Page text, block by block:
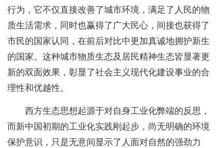
行为，它不仅直接改善了城市环境，满足了人民的物
质生活需求，同时也赢得了广大民心，间接也获得了
市民的国家认同，在前后对比中更加真诚地拥护新生
的国家。这种城市物质生态及居民精神生态皆显著更
新的双面效果，彰显了社会主义现代化建设事业的合
理性和优越性。
西方生态思想起源于对自身工业化弊端的反思，
而新中国初期的工业化实践刚起步，尚无明确的环境
保护意识，只是无意间显示了人面对自然的强劲力